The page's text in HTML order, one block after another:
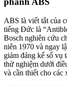
ABS là viết tắt của
tiếng Đức là
Bosch nghiên cứu
niên 1970 và ngay
giảm đáng kể số vụ
thử nghiệm dưới
và cần thiết cho các